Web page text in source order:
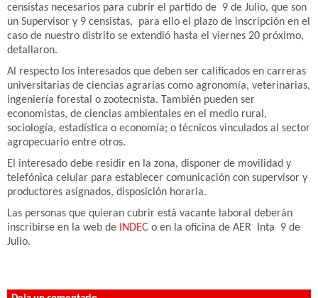
censistas necesarios para cubrir el partido de 9 de Julio, que son
un Supervisor y 9 censistas, para ello el plazo de inscripción en el
caso de nuestro distrito se extendió hasta el viernes 20 próximo,
detallaron.
Al respecto los interesados que deben ser calificados en carreras
universitarias de ciencias agrarias como agronomía, veterinarias,
ingeniería forestal o zootecnista. También pueden ser
economistas, de ciencias ambientales en el medio rural,
sociología, estadística o economía; o técnicos vinculados al sector
agropecuario entre otros.
El interesado debe residir en la zona, disponer de movilidad y
telefónica celular para establecer comunicación con supervisor y
productores asignados, disposición horaria.
Las personas que quieran cubrir está vacante laboral deberán
inscribirse en la web de
INDEC o en la oficina de AER Inta 9 de
Julio.